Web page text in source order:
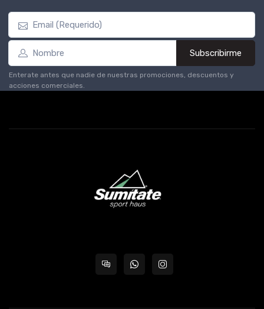
Subscribirme
Enterate antes que nadie de nuestras promociones, descuentos y
acciones comerciales.